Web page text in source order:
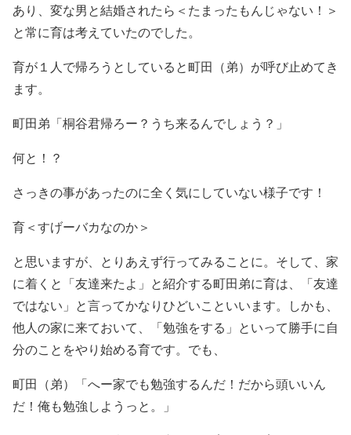
あり、変な男と結婚されたら＜たまったもんじゃない！＞
と常に育は考えていたのでした。
育が１人で帰ろうとしていると町田（弟）が呼び止めてき
ます。
町田弟「桐谷君帰ろー？うち来るんでしょう？」
何と！？
さっきの事があったのに全く気にしていない様子です！
育＜すげーバカなのか＞
と思いますが、とりあえず行ってみることに。そして、家
に着くと「友達来たよ」と紹介する町田弟に育は、「友達
ではない」と言ってかなりひどいこといいます。しかも、
他人の家に来ておいて、「勉強をする」といって勝手に自
分のことをやり始める育です。でも、
町田（弟）「へー家でも勉強するんだ！だから頭いいん
だ！俺も勉強しようっと。」